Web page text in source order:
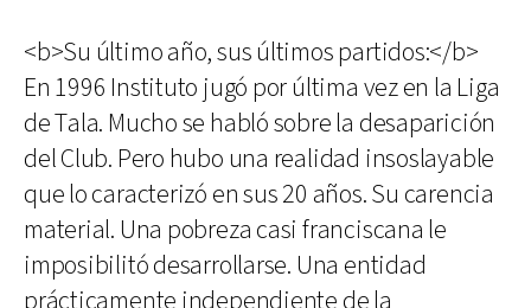
<b>Su último año, sus últimos partidos:</b>
En 1996 Instituto jugó por última vez en la Liga
de Tala. Mucho se habló sobre la desaparición
del Club. Pero hubo una realidad insoslayable
que lo caracterizó en sus 20 años. Su carencia
material. Una pobreza casi franciscana le
imposibilitó desarrollarse. Una entidad